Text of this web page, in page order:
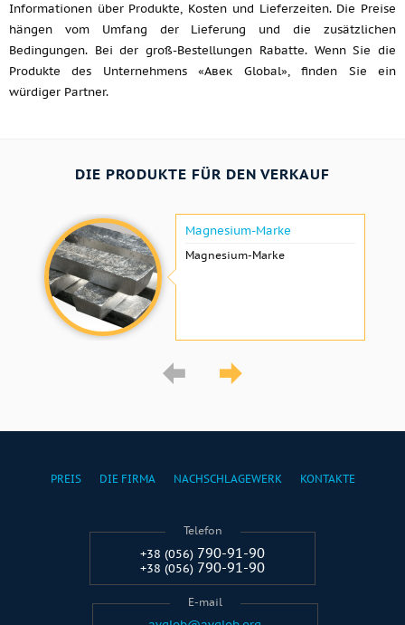
Informationen über Produkte, Kosten und Lieferzeiten. Die Preise
hängen vom Umfang der Lieferung und die zusätzlichen
Bedingungen. Bei der groß-Bestellungen Rabatte. Wenn Sie die
Produkte des Unternehmens «Авек Global», finden Sie ein
würdiger Partner.
DIE PRODUKTE FÜR DEN VERKAUF
Magnesium-Marke
Magnesium-Marke
PREIS DIE FIRMA NACHSCHLAGEWERK KONTAKTE
Telefon
+38 (056) 790-91-90
+38 (056) 790-91-90
E-mail